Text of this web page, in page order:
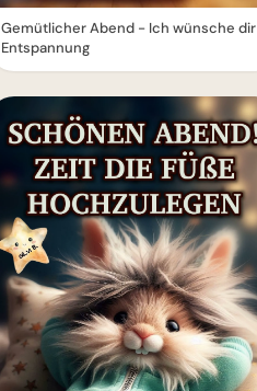
Gemütlicher Abend - Ich wünsche dir
Entspannung